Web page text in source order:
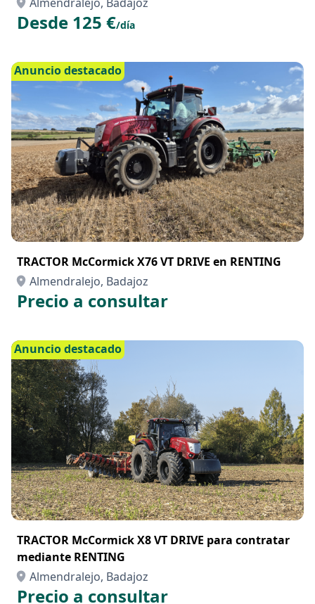
Desde 125 €/día
Anuncio destacado
TRACTOR McCormick X76 VT DRIVE en RENTING
Almendralejo, Badajoz
Precio a consultar
Anuncio destacado
TRACTOR McCormick X8 VT DRIVE para contratar
mediante RENTING
Almendralejo, Badajoz
Precio a consultar